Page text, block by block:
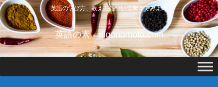
英語の学び方、教え方について考えてみよう
英語の素 eigonomoto.com